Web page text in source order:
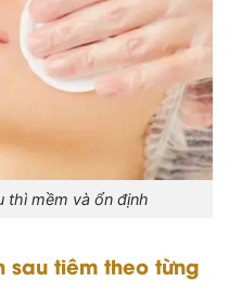
thì mềm và ổn định
sau tiêm theo từng